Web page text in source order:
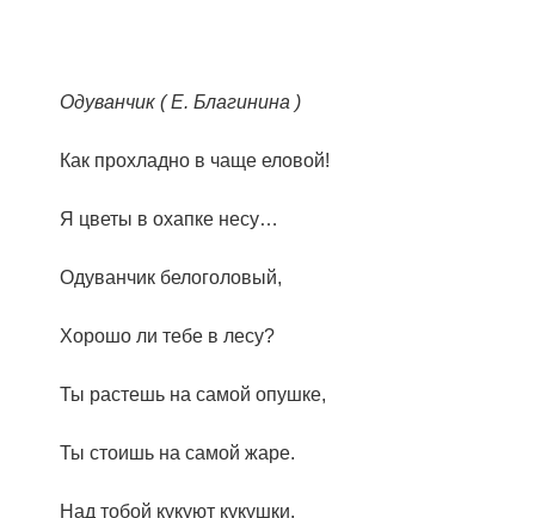
Одуванчик ( Е. Благинина )
Как прохладно в чаще еловой!
Я цветы в охапке несу…
Одуванчик белоголовый,
Хорошо ли тебе в лесу?
Ты растешь на самой опушке,
Ты стоишь на самой жаре.
Над тобой кукуют кукушки.